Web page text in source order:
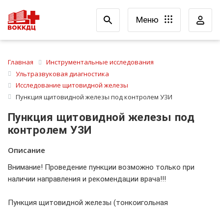
Меню
Главная
Инструментальные исследования
Ультразвуковая диагностика
Исследование щитовидной железы
Пункция щитовидной железы под контролем УЗИ
Пункция щитовидной железы под
контролем УЗИ
Описание
Внимание! Проведение пункции возможно только при
наличии направления и рекомендации врача!!!
Пункция щитовидной железы (тонкоигольная